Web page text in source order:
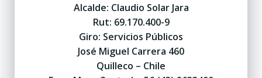
Alcalde: Claudio Solar Jara
Rut: 69.170.400-9
Giro: Servicios Públicos
José Miguel Carrera 460
Quilleco – Chile